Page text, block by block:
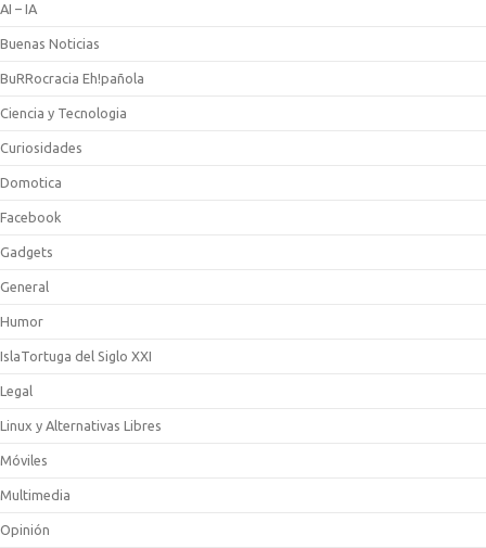
AI – IA
Buenas Noticias
BuRRocracia Eh!pañola
Ciencia y Tecnologia
Curiosidades
Domotica
Facebook
Gadgets
General
Humor
IslaTortuga del Siglo XXI
Legal
Linux y Alternativas Libres
Móviles
Multimedia
Opinión